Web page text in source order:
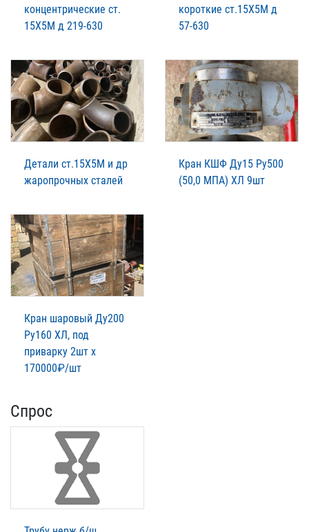
концентрические ст.
15Х5М д 219-630
короткие ст.15Х5М д
57-630
Детали ст.15Х5М и др
жаропрочных сталей
Кран КШФ Ду15 Ру500
(50,0 МПА) ХЛ 9шт
Кран шаровый Ду200
Ру160 ХЛ, под
приварку 2шт х
170000₽/шт
Спрос